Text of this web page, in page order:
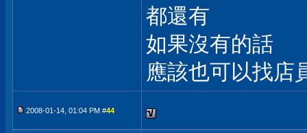
都還有
如果沒有的話
應該也可以找店
2008-01-14, 01:04 PM #44